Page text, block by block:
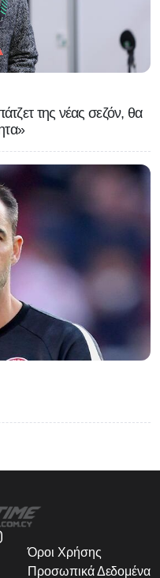
της νέας σεζόν, θα
Όροι Χρήσης
Προσωπικά Δεδομένα